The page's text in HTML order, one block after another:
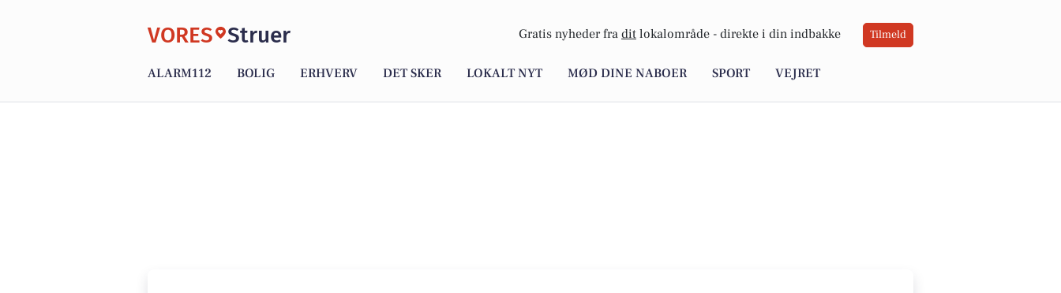
VORES Struer Gratis nyheder fra dit lokalområde - direkte i din indbakke Tilmeld
ALARM112 BOLIG ERHVERV DET SKER LOKALT NYT MØD DINE NABOER SPORT VEJRET